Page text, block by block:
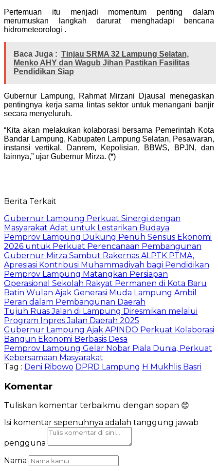
Pertemuan itu menjadi momentum penting dalam
merumuskan langkah darurat menghadapi bencana
hidrometeorologi .
Baca Juga : Tinjau SRMA 32 Lampung Selatan,
Menko AHY dan Wagub Jihan Pastikan Fasilitas
Pendidikan Siap
Gubernur Lampung, Rahmat Mirzani Djausal menegaskan
pentingnya kerja sama lintas sektor untuk menangani banjir
secara menyeluruh.
“Kita akan melakukan kolaborasi bersama Pemerintah Kota
Bandar Lampung, Kabupaten Lampung Selatan, Pesawaran,
instansi vertikal, Danrem, Kepolisian, BBWS, BPJN, dan
lainnya,” ujar Gubernur Mirza. (*)
Berita Terkait
Gubernur Lampung Perkuat Sinergi dengan
Masyarakat Adat untuk Lestarikan Budaya
Pemprov Lampung Dukung Penuh Sensus Ekonomi
2026 untuk Perkuat Perencanaan Pembangunan
Gubernur Mirza Sambut Rakernas ALPTK PTMA,
Apresiasi Kontribusi Muhammadiyah bagi Pendidikan
Pemprov Lampung Matangkan Persiapan
Operasional Sekolah Rakyat Permanen di Kota Baru
Batin Wulan Ajak Generasi Muda Lampung Ambil
Peran dalam Pembangunan Daerah
Tujuh Ruas Jalan di Lampung Diresmikan melalui
Program Inpres Jalan Daerah 2025
Gubernur Lampung Ajak APINDO Perkuat Kolaborasi
Bangun Ekonomi Berbasis Desa
Pemprov Lampung Gelar Nobar Piala Dunia, Perkuat
Kebersamaan Masyarakat
Tag : Deni Ribowo DPRD Lampung H Mukhlis Basri
Komentar
Tuliskan komentar terbaikmu dengan sopan 😊
Isi komentar sepenuhnya adalah tanggung jawab
pengguna
Nama